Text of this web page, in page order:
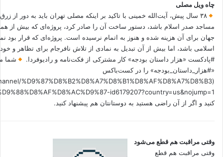
چاه ویل مصلی
۳۸ سال پیش، آیت‌الله خمینی با تاکید بر اینکه مصلی تهران باید به دور از
مساجد صدر اسلام باشد، دستور ساخت آن را صادر کرد، پروژه‌ای که بیش از
جهان برای آن هزینه شده و هنوز به اتمام نرسیده است. پروژه‌ای که قرار بود
اسلامی باشد، اما بیش از آن تبدیل به نمادی از تلاش نافرجام برای تظاهر و
#پادکست «هزار داستان بودجه» کار مشترکی از فکت‌نامه و رادیوفردا.
شما
«#هزار_داستان_بودجه» را در کست‌باکس
%D9%87%D8%B2%D8%A7%D8%B1%D8%AF%D8%A7%D8%B3
کنید و اگر از آن راضی هستید به دوستانتان هم پیشنهاد کنید.
وقتی مراقبت هم قطع می‌شود
وقتی مراقبت هم قطع